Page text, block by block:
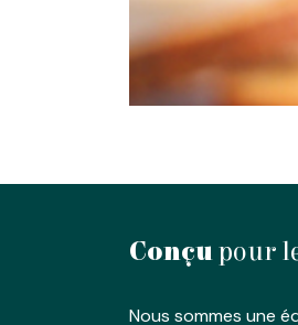
Conçupour
Nous sommes une